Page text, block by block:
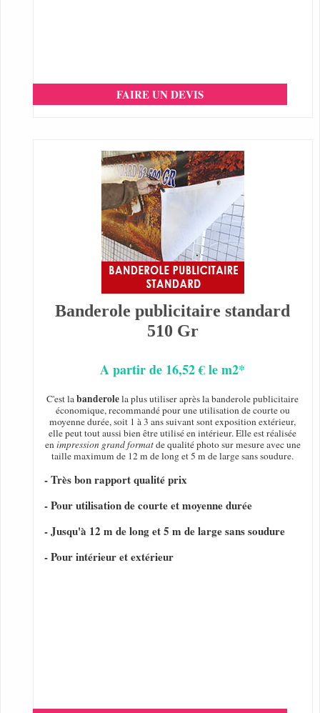
FAIRE UN DEVIS
Banderole publicitaire standard
510 Gr
A partir de 16,52 € le m2*
C'est labanderolela plus utiliser après la banderole publicitaire
économique, recommandé pour une utilisation de courte ou
moyenne durée, soit 1 à 3 ans suivant sont exposition extérieur,
elle peut tout aussi bien être utilisé en intérieur. Elle est réalisée
enimpression grand formatde qualité photo sur mesure avec une
taille maximum de 12 m de long et 5 m de large sans soudure.
- Très bon rapport qualité prix
- Pour utilisation de courte et moyenne durée
- Jusqu'à 12 m de long et 5 m de large sans soudure
- Pour intérieur et extérieur